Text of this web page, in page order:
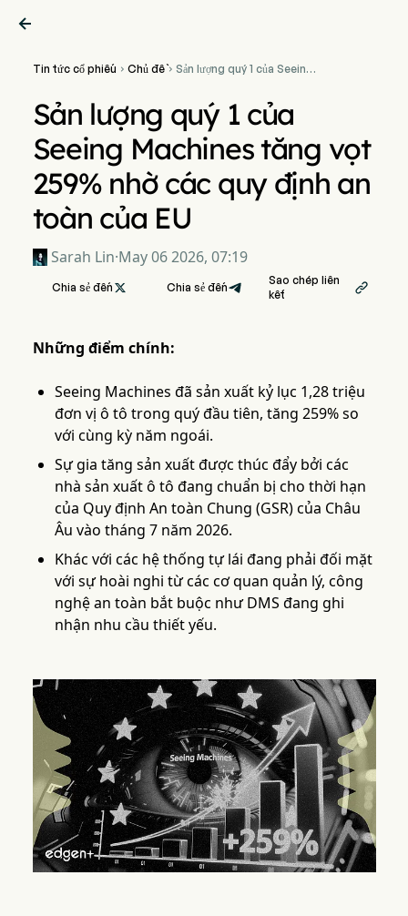

Tin tức cổ phiếu  Chủ đề Sản lượng quý 1 của Seeing
nhờ các quy định an toàn
của EU
Sản lượng quý 1 của
Seeing Machines tăng vọt
259% nhờ các quy định an
toàn của EU
Sarah Lin·May 06 2026, 07:19
Chia sẻ đến  Chia sẻ đến
Sao chép liên
kết

Những điểm chính:
Seeing Machines đã sản xuất kỷ lục 1,28 triệu
đơn vị ô tô trong quý đầu tiên, tăng 259% so
với cùng kỳ năm ngoái.
Sự gia tăng sản xuất được thúc đẩy bởi các
nhà sản xuất ô tô đang chuẩn bị cho thời hạn
của Quy định An toàn Chung (GSR) của Châu
Âu vào tháng 7 năm 2026.
Khác với các hệ thống tự lái đang phải đối mặt
với sự hoài nghi từ các cơ quan quản lý, công
nghệ an toàn bắt buộc như DMS đang ghi
nhận nhu cầu thiết yếu.